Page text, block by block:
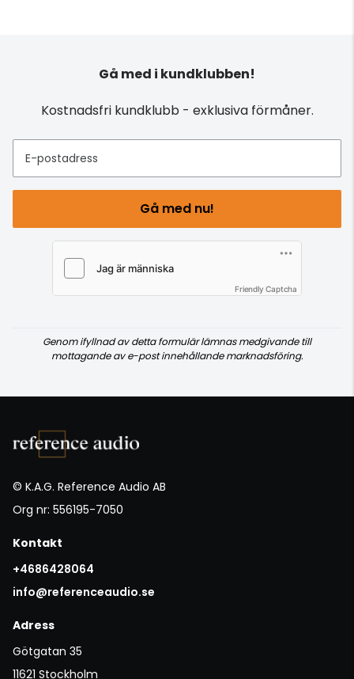
Gå med i kundklubben!
Kostnadsfri kundklubb - exklusiva förmåner.
E-postadress
Gå med nu!
Friendly Captcha
Genom ifyllnad av detta formulär lämnas medgivande till
mottagande av e-post innehållande marknadsföring.
© K.A.G. Reference Audio AB
Org nr: 556195-7050
Kontakt
+4686428064
info@referenceaudio.se
Adress
Götgatan 35
11621 Stockholm